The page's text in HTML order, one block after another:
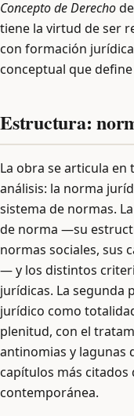
Concepto de Derecho
tiene la virtud de ser
con formación
conceptual que
Estructura:
La obra se articula
análisis: la norma
sistema de normas.
de norma —su
normas sociales, sus
— y los distintos
jurídicas. La segunda
jurídico como
plenitud, con el
antinomias y lagunas
capítulos más
contemporánea.